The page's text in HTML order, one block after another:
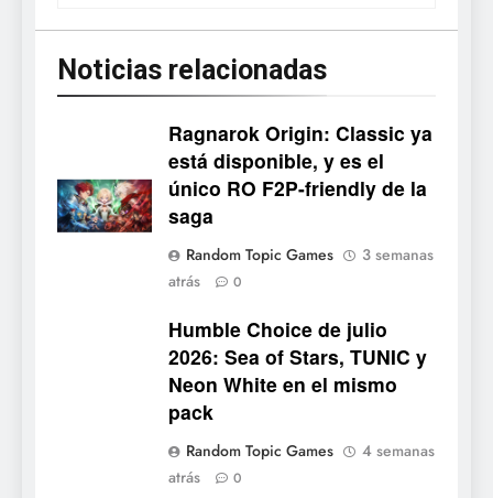
Noticias relacionadas
Ragnarok Origin: Classic ya
está disponible, y es el
único RO F2P-friendly de la
saga
Random Topic Games
3 semanas
atrás
0
Humble Choice de julio
2026: Sea of Stars, TUNIC y
Neon White en el mismo
pack
Random Topic Games
4 semanas
atrás
0
5
tendrá su primer CCG digital
para PC y móviles
Onimusha: Way of the Sword
ya tiene fecha: Capcom
reservas
NOTICIAS DE VIDEOJUEGOS